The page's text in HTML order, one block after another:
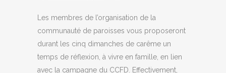
Les membres de l’organisation de la
communauté de paroisses vous proposeront
durant les cinq dimanches de carême un
temps de réflexion, à vivre en famille, en lien
avec la campagne du CCFD. Effectivement,